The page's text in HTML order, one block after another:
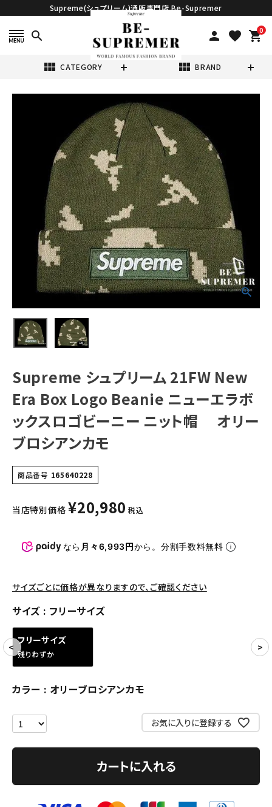
Supreme(シュプリーム)通販専門店 Be-Supremer
search person favorite 0
shopping_cart
view_module CATEGORY view_module BRAND
Supreme シュプ
リーム 21FW
New Era Box
Logo Beanie ニ
ューエラボックス
ロゴビーニー ニッ
ト帽 オリーブロ
シアンカモ
(税込)
NEW ITEMS
CATEGORY
Tシャツ・ロングスリーブ
パーカー・トレーナー
ジャケット・アウター
キャップ・ハット
ニット帽・ビーニー
バックパック・リュック
スニーカー・ブーツ
パンツ・ショーツ
COLLABORATION BRAND
SEASON
CONTENTS
ACCOUNT MENU
meeting_room ログイン 会員登録
Supreme シュプリーム 21FW New
Era Box Logo Beanie ニューエラボ
ックスロゴビーニー ニット帽 オリー
ブロシアンカモ
商品番号 165640228
当店特別価格 ¥20,980 税込
なら 月々6,993円から。分割手数料無料
サイズごとに価格が異なりますので、ご確認ください
サイズ フリーサイズ
フリーサイズ
残りわずか
カラー オリーブロシアンカモ
お気に入りに登録する
カートに入れる